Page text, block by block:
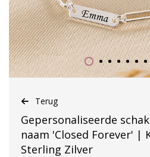
Terug
Gepersonaliseerde
naam 'Closed Forever' |
Sterling Zilver